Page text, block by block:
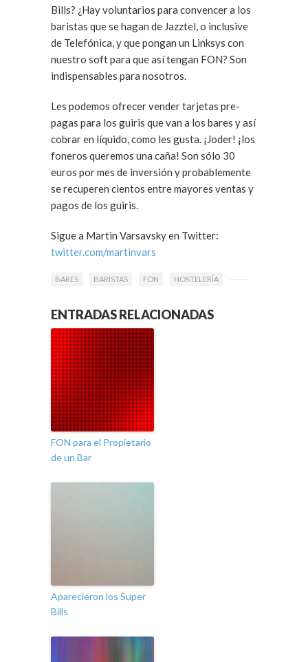
Bills? ¿Hay voluntarios para convencer a los
baristas que se hagan de Jazztel, o inclusive
de Telefónica, y que pongan un Linksys con
nuestro soft para que así tengan FON? Son
indispensables para nosotros.
Les podemos ofrecer vender tarjetas pre-
pagas para los guiris que van a los bares y así
cobrar en líquido, como les gusta. ¡Joder! ¡los
foneros queremos una caña! Son sólo 30
euros por mes de inversión y probablemente
se recuperen cientos entre mayores ventas y
pagos de los guiris.
Sigue a Martin Varsavsky en Twitter:
twitter.com/martinvars
BARES BARISTAS FON HOSTELERÍA
ENTRADAS RELACIONADAS
FON para el Propietario
de un Bar
Aparecieron los Super
Bills